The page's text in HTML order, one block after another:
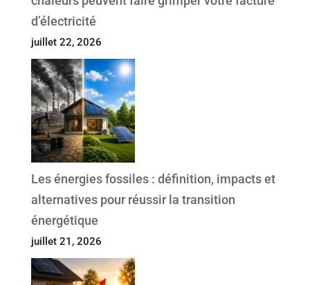
d’électricité
juillet 22, 2026
Les énergies fossiles : définition, impacts et
alternatives pour réussir la transition
énergétique
juillet 21, 2026